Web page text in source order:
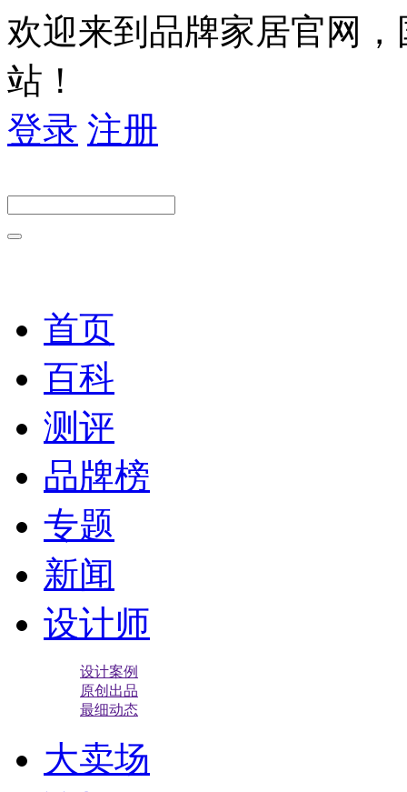
欢迎来到品牌家居官网
站！
登录 注册
首页
百科
测评
品牌榜
专题
新闻
设计师
设计案例
原创出品
最细动态
大卖场